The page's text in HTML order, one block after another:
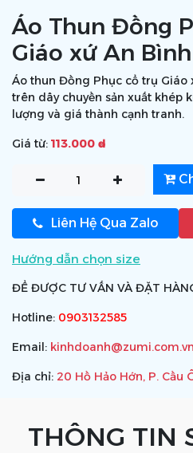
Áo Thun Đồng
Giáo xứ An
Áo thun Đồng Phục cổ trụ Giáo
trên dây chuyền sản xuất khép
lượng và giá thành cạnh tranh.
Giá từ: 113.000 ₫
Liên Hệ Qua Zalo
Hướng dẫn chọn size
ĐỂ ĐƯỢC TƯ VẤN VÀ ĐẶT
Hotline: 0903132585
Email: kinhdoanh@zumi.com.vn
Địa chỉ: 20 Hồ Hảo Hớn, P. Cầu
THÔNG TIN